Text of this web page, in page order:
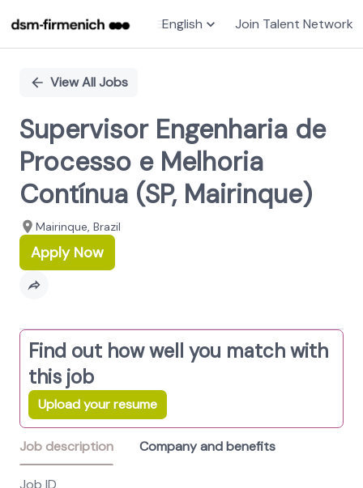
English Join Talent Network
PositionView All Jobs
Supervisor Engenharia de
Processo e Melhoria
Contínua (SP, Mairinque)
Mairinque, Brazil
Apply Now
Find out how well you match with
this job
Upload your resume
Job description Company and benefits
Job ID